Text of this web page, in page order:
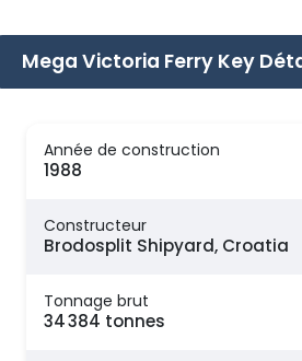
Mega Victoria Ferry Key
Année de construction
1988
Constructeur
Brodosplit Shipyard, Croatia
Tonnage brut
34 384 tonnes